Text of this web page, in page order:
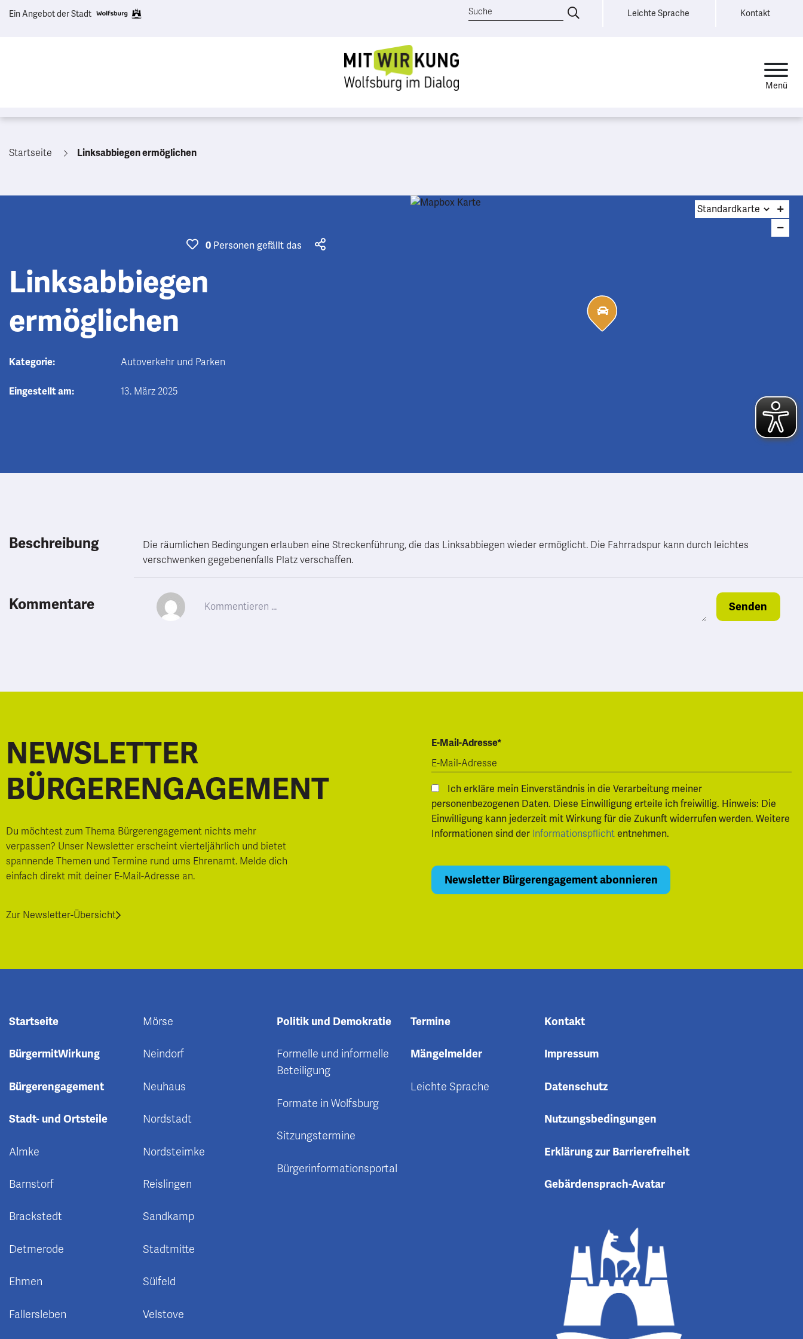
Ein Angebot der Stadt Leichte Sprache Kontakt
Startseite Linksabbiegen ermöglichen
0 Personen gefällt das
Linksabbiegen
ermöglichen
Kategorie: Autoverkehr und Parken
Eingestellt am: 13. März 2025
Beschreibung
Die räumlichen Bedingungen erlauben eine Streckenführung, die das Linksabbiegen wieder ermöglicht. Die Fahrradspur kann durch leichtes
verschwenken gegebenenfalls Platz verschaffen.
Kommentare Senden
NEWSLETTER
BÜRGERENGAGEMENT
Du möchtest zum Thema Bürgerengagement nichts mehr
verpassen? Unser Newsletter erscheint vierteljährlich und bietet
spannende Themen und Termine rund ums Ehrenamt. Melde dich
einfach direkt mit deiner E-Mail-Adresse an.
Zur Newsletter-Übersicht
E-Mail-Adresse*
Ich erkläre mein Einverständnis in die Verarbeitung meiner
personenbezogenen Daten. Diese Einwilligung erteile ich freiwillig. Hinweis: Die
Einwilligung kann jederzeit mit Wirkung für die Zukunft widerrufen werden. Weitere
Informationen sind der Informationspflicht entnehmen.
Startseite
BürgermitWirkung
Bürgerengagement
Stadt- und Ortsteile
Almke
Barnstorf
Brackstedt
Detmerode
Ehmen
Fallersleben
Mörse
Neindorf
Neuhaus
Nordstadt
Nordsteimke
Reislingen
Sandkamp
Stadtmitte
Sülfeld
Velstove
Politik und Demokratie
Formelle und informelle
Beteiligung
Formate in Wolfsburg
Sitzungstermine
Bürgerinformationsportal
Termine
Mängelmelder
Leichte Sprache
Kontakt
Impressum
Datenschutz
Nutzungsbedingungen
Erklärung zur Barrierefreiheit
Gebärdensprach-Avatar